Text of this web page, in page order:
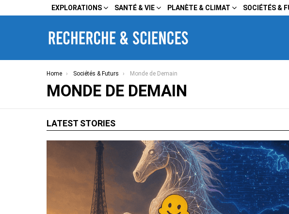
EXPLORATIONS SANTÉ & VIE PLANÈTE & CLIMAT SOCIÉTÉS &
You are here:
Home Sociétés & Futurs Monde de Demain
MONDE DE DEMAIN
LATEST STORIES